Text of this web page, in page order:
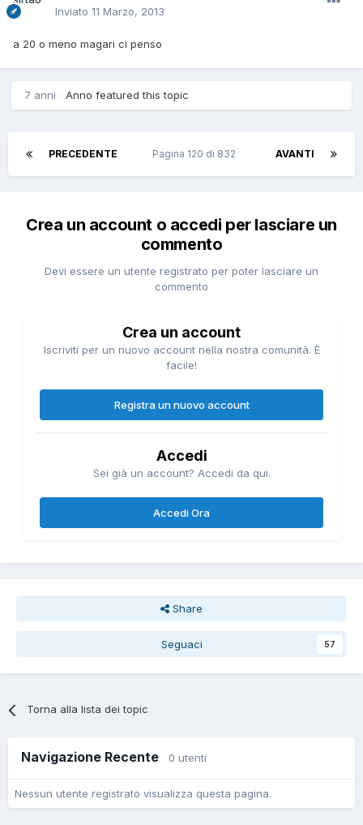
Inviato 11 Marzo, 2013
a 20 o meno magari ci penso
7 anni Anno featured this topic
PRECEDENTE AVANTI
Pagina 120 di 832
Crea un account o accedi per lasciare un
commento
Devi essere un utente registrato per poter lasciare un
commento
Crea un account
Iscriviti per un nuovo account nella nostra comunità. È
facile!
Registra un nuovo account
Accedi
Sei già un account? Accedi da qui.
Accedi Ora
Share
Seguaci 57
Torna alla lista dei topic
Navigazione Recente 0 utenti
Nessun utente registrato visualizza questa pagina.